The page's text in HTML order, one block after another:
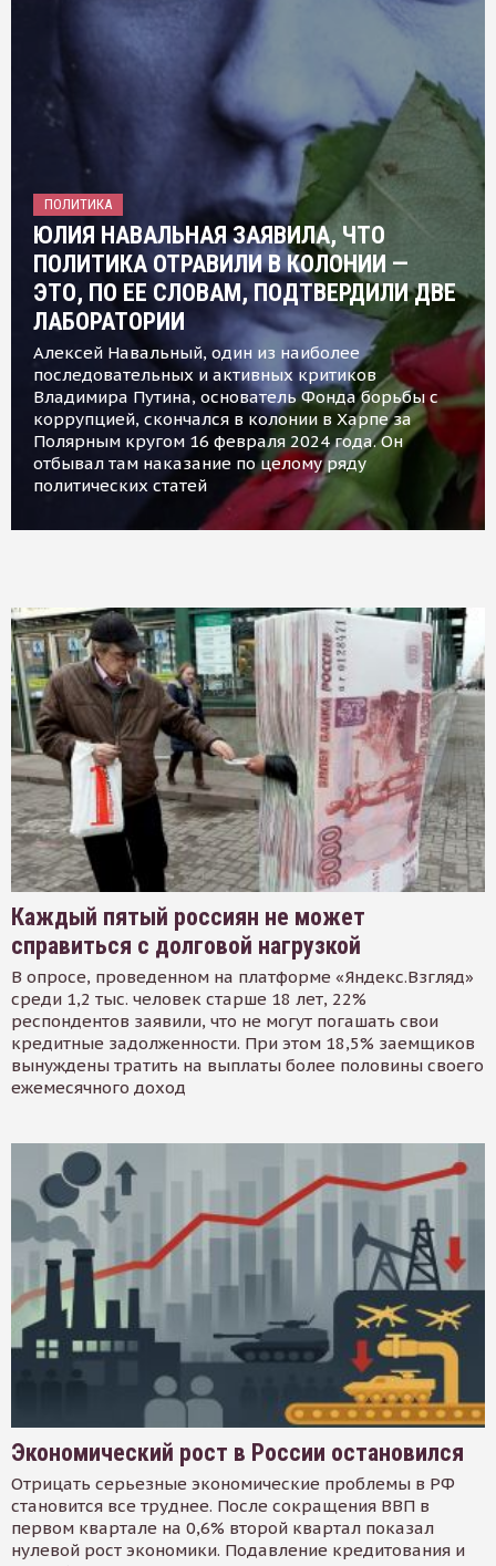
ПОЛИТИКА
ЮЛИЯ НАВАЛЬНАЯ ЗАЯВИЛА, ЧТО
ПОЛИТИКА ОТРАВИЛИ В КОЛОНИИ —
ЭТО, ПО ЕЕ СЛОВАМ, ПОДТВЕРДИЛИ ДВЕ
ЛАБОРАТОРИИ
Алексей Навальный, один из наиболее
последовательных и активных критиков
Владимира Путина, основатель Фонда борьбы с
коррупцией, скончался в колонии в Харпе за
Полярным кругом 16 февраля 2024 года. Он
отбывал там наказание по целому ряду
политических статей
Каждый пятый россиян не может
справиться с долговой нагрузкой
В опросе, проведенном на платформе «Яндекс.Взгляд»
среди 1,2 тыс. человек старше 18 лет, 22%
респондентов заявили, что не могут погашать свои
кредитные задолженности. При этом 18,5% заемщиков
вынуждены тратить на выплаты более половины своего
ежемесячного доход
Экономический рост в России остановился
Отрицать серьезные экономические проблемы в РФ
становится все труднее. После сокращения ВВП в
первом квартале на 0,6% второй квартал показал
нулевой рост экономики. Подавление кредитования и